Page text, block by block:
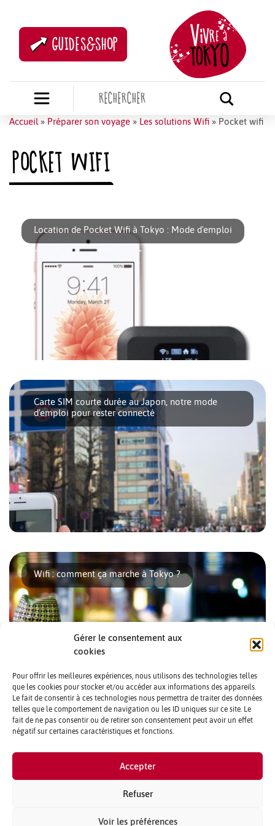
Gérer le consentement aux
cookies
Pour offrir les meilleures expériences, nous utilisons des technologies telles
que les cookies pour stocker et/ou accéder aux informations des appareils.
Le fait de consentir à ces technologies nous permettra de traiter des données
telles que le comportement de navigation ou les ID uniques sur ce site. Le
fait de ne pas consentir ou de retirer son consentement peut avoir un effet
négatif sur certaines caractéristiques et fonctions.
Accepter
Refuser
Voir les préférences
GUIDES&SHOP
Accueil » Préparer son voyage » Les solutions Wifi » Pocket wifi
POCKET WIFI
Location de Pocket Wifi à Tokyo : Mode d'emploi
plus, notamment dans les cafés [...]
Carte SIM courte durée au Japon, notre mode
d'emploi pour rester connecté
téléphonique pour les long séjours [...]
Wifi : comment ça marche à Tokyo ?
Vous venez d’arriver au Japon, que vous soyez ici pour le
tourisme, ou pour vous installer à [...]